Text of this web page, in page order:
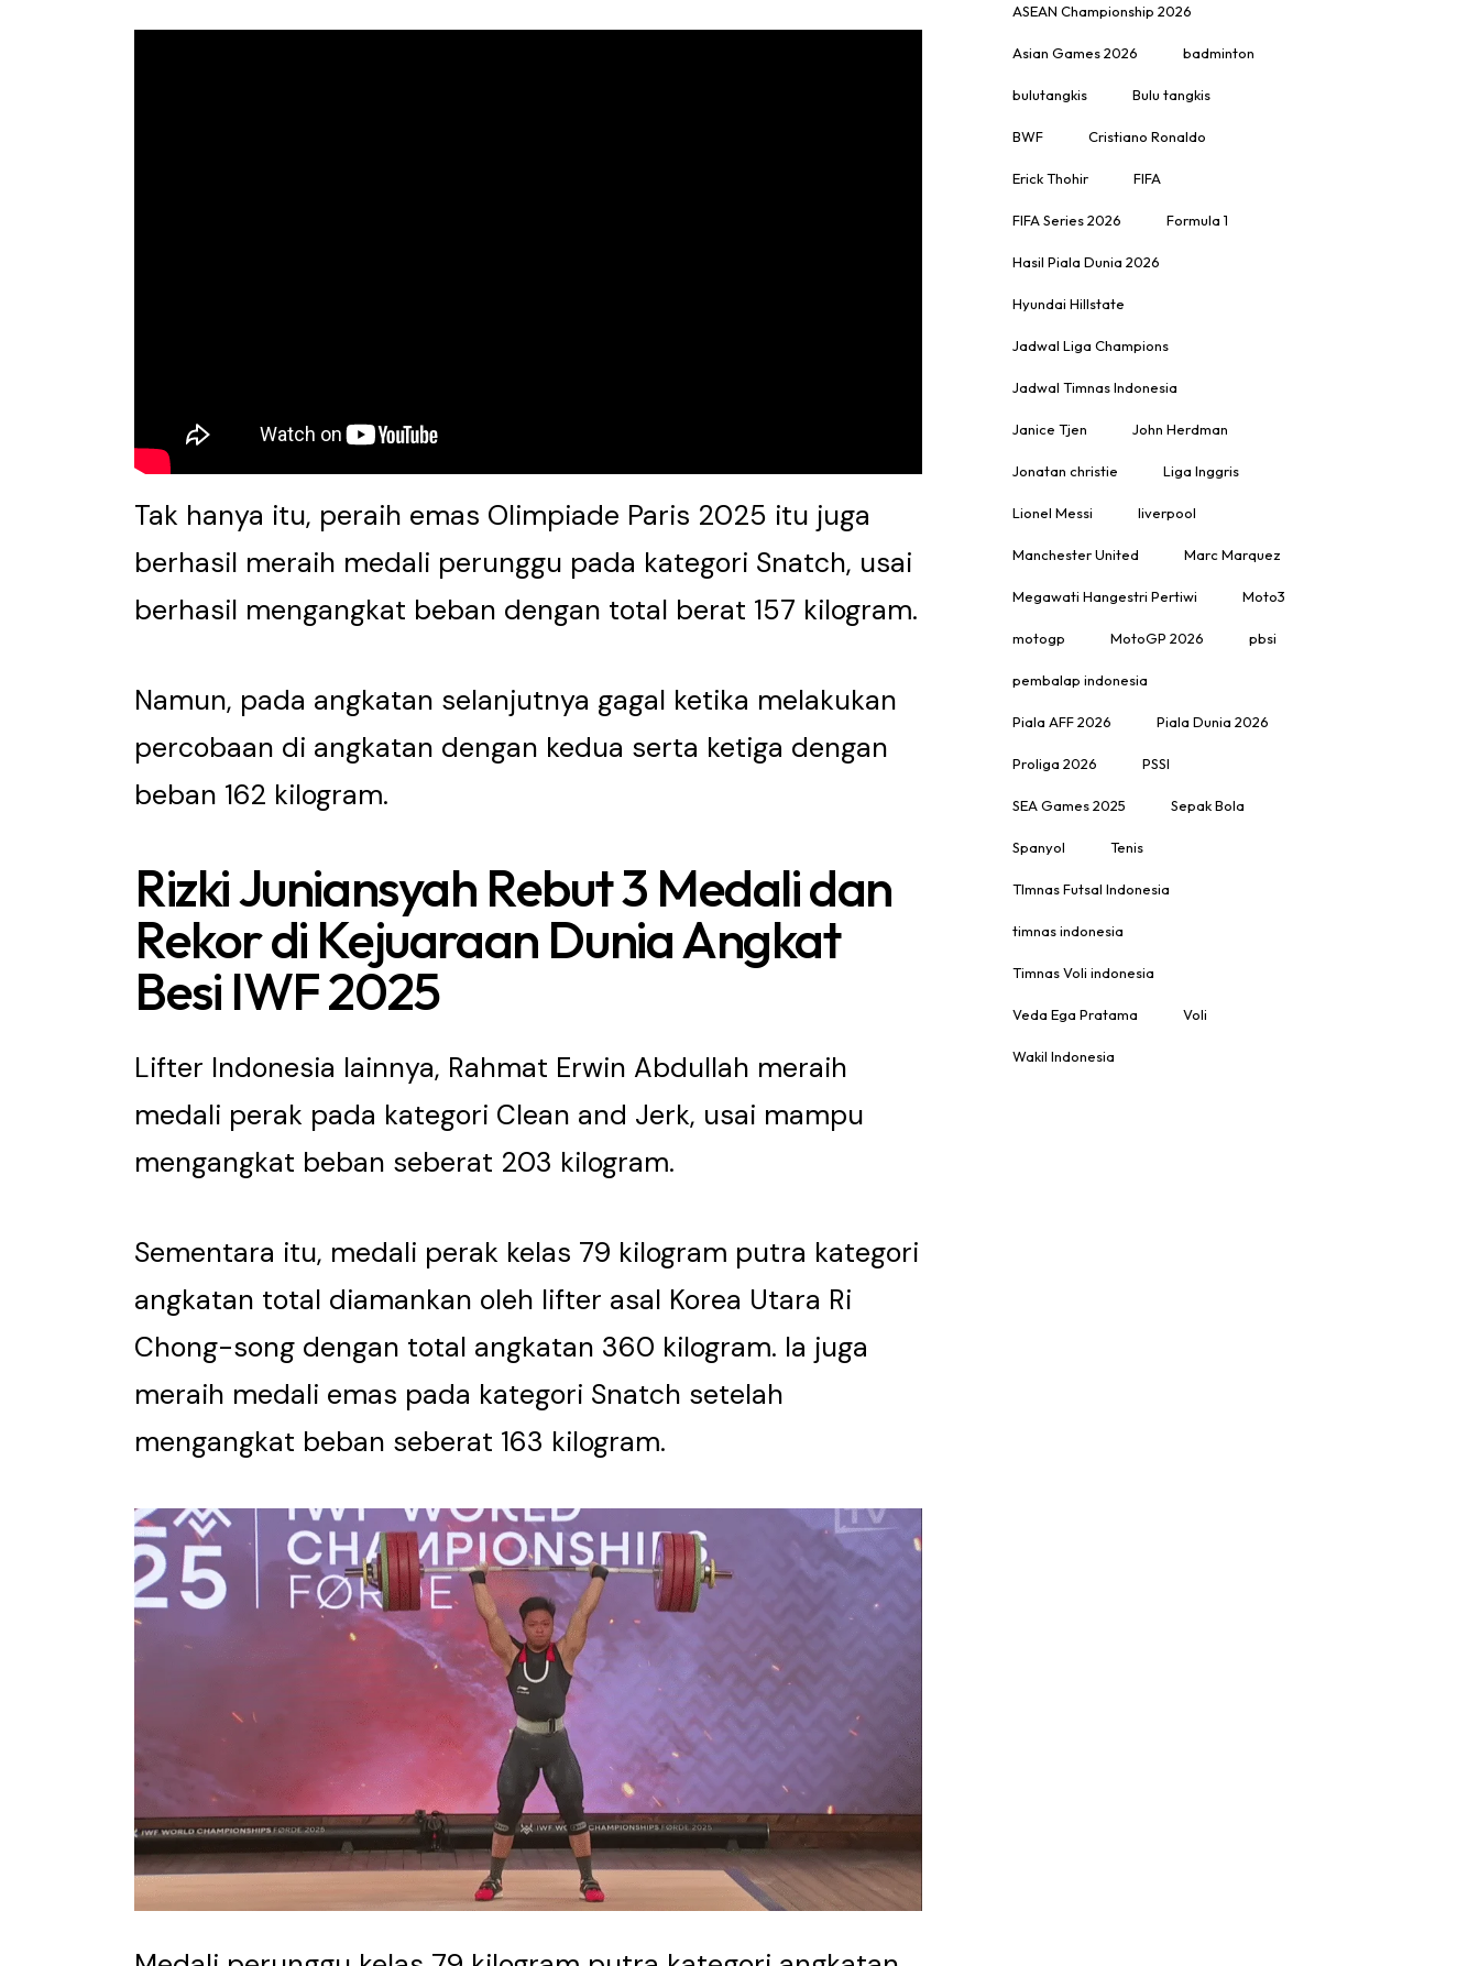
Tak hanya itu, peraih emas Olimpiade Paris 2025 itu juga
berhasil meraih medali perunggu pada kategori Snatch, usai
berhasil mengangkat beban dengan total berat 157 kilogram.
Namun, pada angkatan selanjutnya gagal ketika melakukan
percobaan di angkatan dengan kedua serta ketiga dengan
beban 162 kilogram.
Rizki Juniansyah Rebut 3 Medali dan
Rekor di Kejuaraan Dunia Angkat
Besi IWF 2025
Lifter Indonesia lainnya, Rahmat Erwin Abdullah meraih
medali perak pada kategori Clean and Jerk, usai mampu
mengangkat beban seberat 203 kilogram.
Sementara itu, medali perak kelas 79 kilogram putra kategori
angkatan total diamankan oleh lifter asal Korea Utara Ri
Chong-song dengan total angkatan 360 kilogram. Ia juga
meraih medali emas pada kategori Snatch setelah
mengangkat beban seberat 163 kilogram.
ASEAN Championship 2026
Asian Games 2026 badminton
bulutangkis Bulu tangkis
BWF Cristiano Ronaldo
Erick Thohir FIFA
FIFA Series 2026 Formula 1
Hasil Piala Dunia 2026
Hyundai Hillstate
Jadwal Liga Champions
Jadwal Timnas Indonesia
Janice Tjen John Herdman
Jonatan christie Liga Inggris
Lionel Messi liverpool
Manchester United Marc Marquez
Megawati Hangestri Pertiwi Moto3
motogp MotoGP 2026 pbsi
pembalap indonesia
Piala AFF 2026 Piala Dunia 2026
Proliga 2026 PSSI
SEA Games 2025 Sepak Bola
Spanyol Tenis
TImnas Futsal Indonesia
timnas indonesia
Timnas Voli indonesia
Veda Ega Pratama Voli
Wakil Indonesia